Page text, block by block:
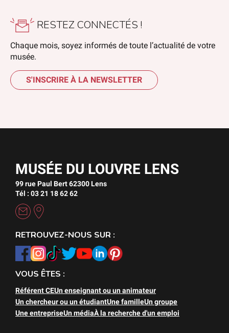
RESTEZ CONNECTÉS !
Chaque mois, soyez informés de toute l’actualité de votre
musée.
S'INSCRIRE À LA NEWSLETTER
MUSÉE DU LOUVRE LENS
99 rue Paul Bert 62300 Lens
Tél : 03 21 18 62 62
RETROUVEZ-NOUS SUR :
VOUS ÊTES :
Référent CEUn enseignant ou un animateur
Un chercheur ou un étudiantUne familleUn groupe
Une entrepriseUn médiaÀ la recherche d'un emploi